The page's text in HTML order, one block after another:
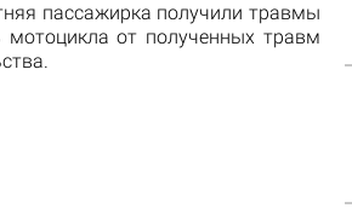
пассажирка получили травмы
мотоцикла от полученных травм